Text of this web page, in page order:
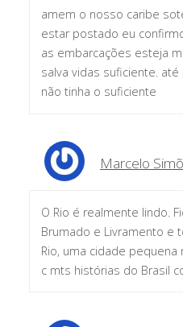
amem o nosso caribe
estar postado eu
as embarcações esteja
salva vidas suficiente.
não tinha o suficiente
Marcelo
O Rio é realmente lindo.
Brumado e Livramento e
Rio, uma cidade
c mts histórias do Brasil